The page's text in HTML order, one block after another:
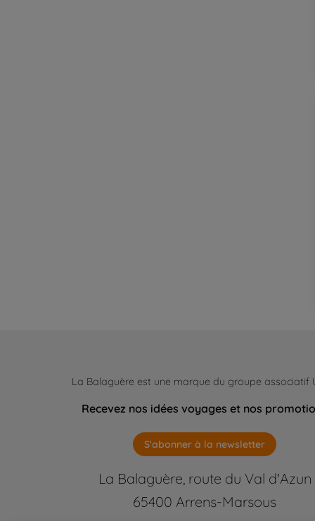
La Balaguère est une marque du groupe associatif
Recevez nos idées voyages et nos
S'abonner à la newsletter
La Balaguère, route du Val d'Azun
65400 Arrens-Marsous